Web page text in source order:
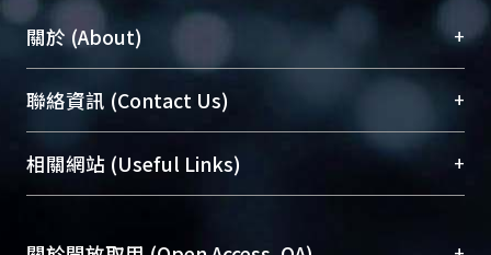
關於 (About) +
臺大位居世界頂尖大學之列，為永久珍藏及向國際
展現本校豐碩的研究成果及學術能量，圖書館整合
機構典藏（NTUR）與學術庫（AH）不同功能平
台，成為臺大學術典藏NTU scholars。期能整合研
成果。
聯絡資訊 (Contact Us) +
總館學科館員(Main Library)
醫學圖書館學科館員(Medical Library)
Sciences Library)
相關網站 (Useful Links) +